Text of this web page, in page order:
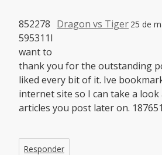
Dragon vs Tiger 25 de
852278
595311I
want to
thank you for the outstanding
liked every bit of it. Ive
internet site so I can take a
articles you post later on. 187651
Responder